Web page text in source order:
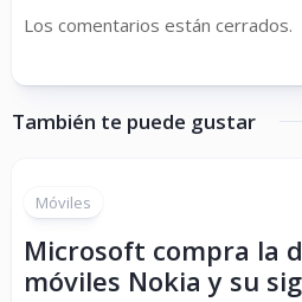
Los comentarios están cerrados.
También te puede gustar
Móviles
Microsoft compra la
móviles Nokia y su